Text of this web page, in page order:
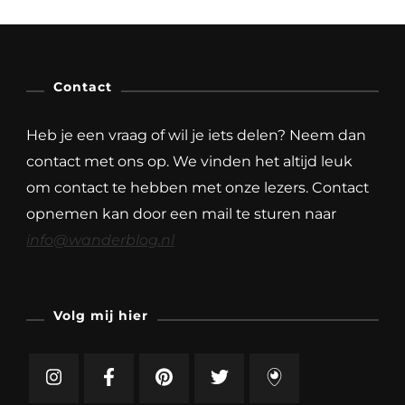
Contact
Heb je een vraag of wil je iets delen? Neem dan
contact met ons op. We vinden het altijd leuk
om contact te hebben met onze lezers. Contact
opnemen kan door een mail te sturen naar
info@wanderblog.nl
Volg mij hier